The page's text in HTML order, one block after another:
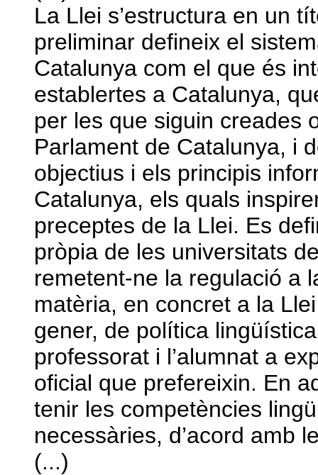
La Llei s’estructura en un
preliminar defineix el
Catalunya com el que és
establertes a Catalunya,
per les que siguin creades
Parlament de Catalunya, i
objectius i els principis
Catalunya, els quals
preceptes de la Llei. Es
pròpia de les universitats
remetent-ne la regulació a
matèria, en concret a la
gener, de política
professorat i l’alumnat a
oficial que prefereixin. En
tenir les competències
necessàries, d’acord amb
(...)